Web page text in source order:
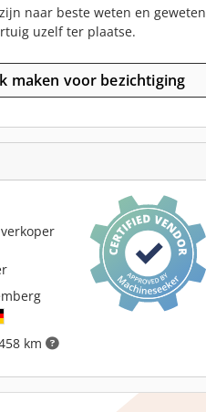
naar beste weten en geweten
uzelf ter plaatse.
maken voor bezichtiging
km